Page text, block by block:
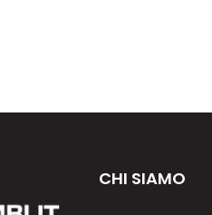
CHI SIAMO